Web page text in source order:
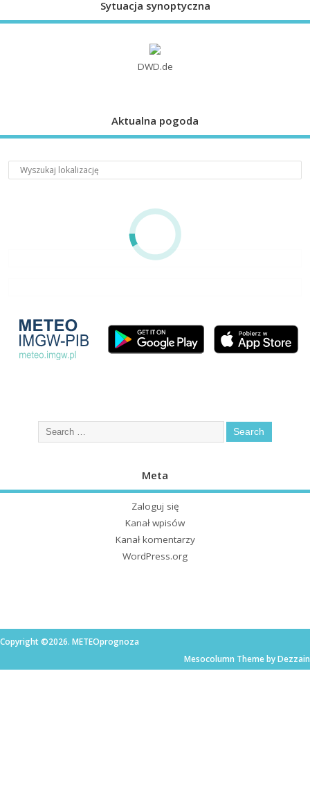
Sytuacja synoptyczna
DWD.de
Aktualna pogoda
Meta
Zaloguj się
Kanał wpisów
Kanał komentarzy
WordPress.org
Copyright ©2026. METEOprognoza
Mesocolumn Theme by Dezzain